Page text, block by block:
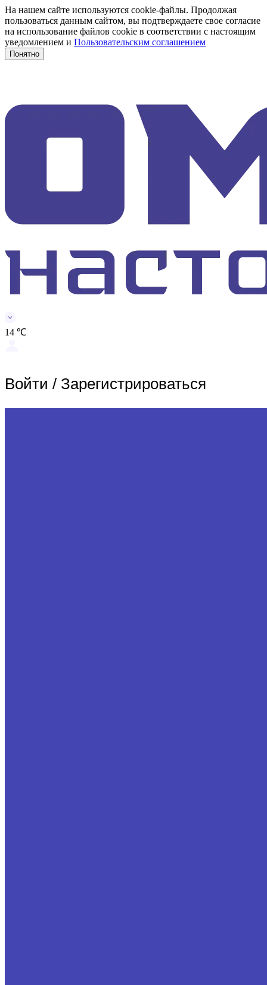
На нашем сайте используются cookie-файлы. Продолжая
пользоваться данным сайтом, вы подтверждаете свое согласие
на использование файлов cookie в соответствии с настоящим
уведомлением и Пользовательским соглашением
Понятно
14 ℃
Войти / Зарегистрироваться